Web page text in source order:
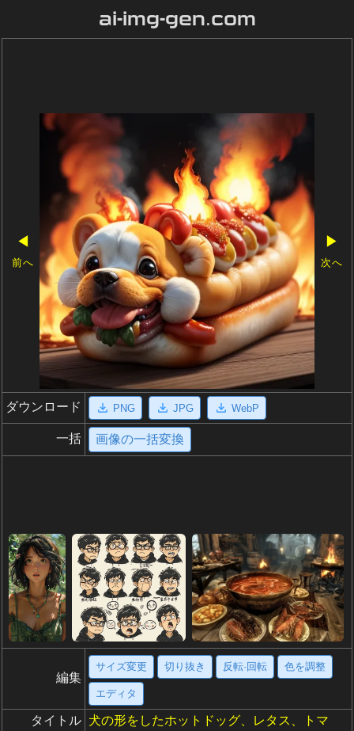
ai-img-gen.com
◀
前へ
▶
次へ
ダウンロード PNG JPG WebP
一括 画像の一括変換
編集
サイズ変更 切り抜き 反転·回転 色を調整
エディタ
タイトル 犬の形をしたホットドッグ、レタス、トマ